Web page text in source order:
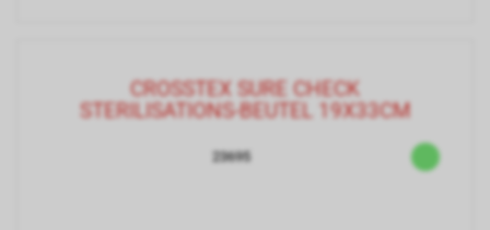
CROSSTEX SURE CHECK
STERILISATIONS-BEUTEL 19X33CM
23695